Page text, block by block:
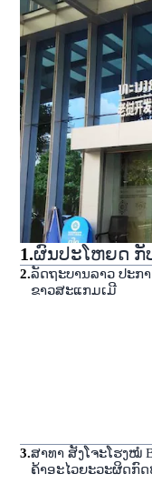
1.ຜົນປະໂຫຍດ ກັ
2.ລັດຖະບານລາວ ປະກ
ຂາວສະແກມເມີ
3.ສາທາ ສັງໂຈະໂຮງໝໍ
ຄ້າອະໄວຍະວະຜິດກົ